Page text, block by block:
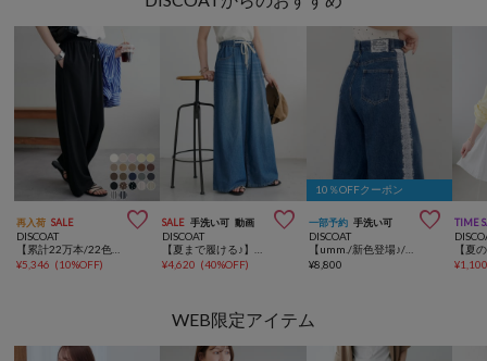
再入荷 SALE 
DISCOAT
¥5,346 (10%OFF)
SALE 手洗い可 動画 
DISCOAT
¥4,620 (40%OFF)
10％OFFクーポン
一部予約 手洗い可 
DISCOAT
【umm./新色登場♪/SNSで話題!】サイドレースデニムワイドパンツ《サイズ展開あり》
¥8,800
TIME
¥
WEB限定アイテム